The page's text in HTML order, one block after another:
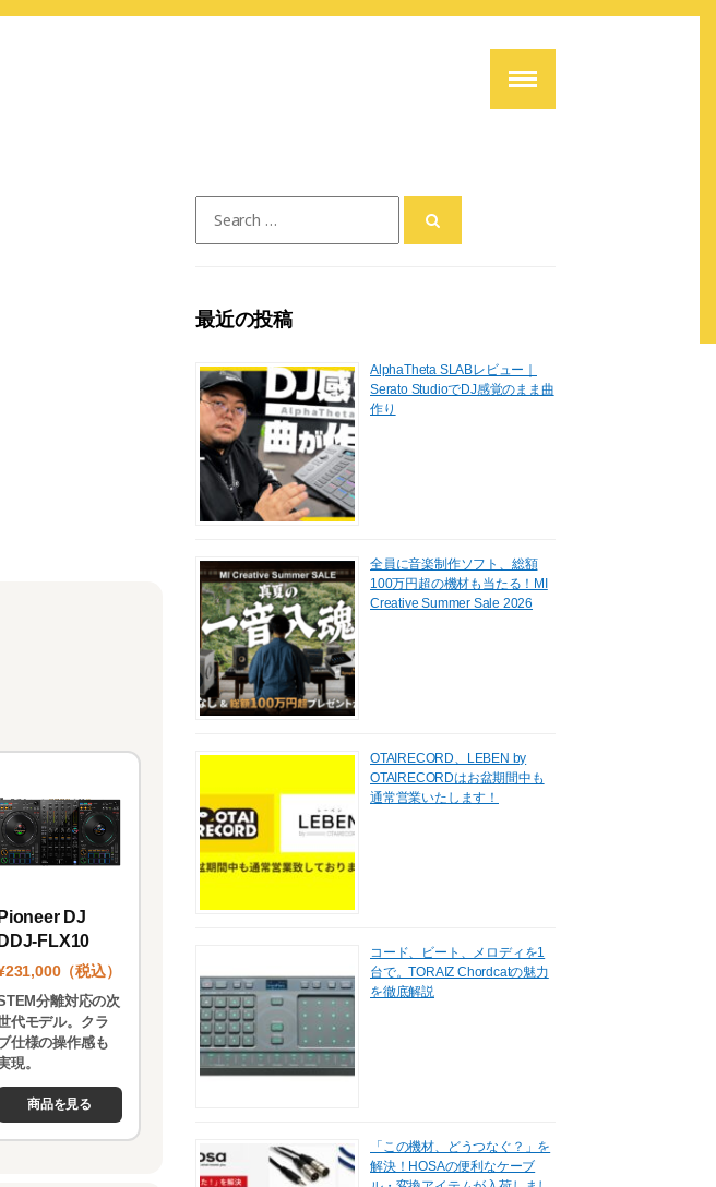
Pioneer DJ
DDJ-FLX10
（税込）
分離対応の次
代モデル。クラ
仕様の操作感も
現。
商品を見る
for:
最近の投稿
AlphaTheta SLABレビュー｜
Serato StudioでDJ感覚のまま曲
作り
全員に音楽制作ソフト、総額
100万円超の機材も当たる！MI
Creative Summer Sale 2026
OTAIRECORD、LEBEN by
OTAIRECORDはお盆期間中も
通常営業いたします！
コード、ビート、メロディを1
台で。TORAIZ Chordcatの魅力
を徹底解説
「この機材、どうつなぐ？」を
解決！HOSAの便利なケーブ